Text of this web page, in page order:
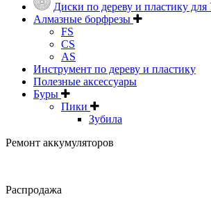
Диски по дереву и пластику
Алмазные борфрезы
FS
CS
AS
Инструмент по дереву и пластику
Полезные аксессуары
Буры
Пики
Зубила
Ремонт аккумуляторов
Распродажа